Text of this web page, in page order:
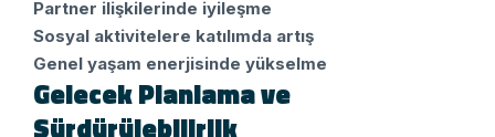
Partner ilişkilerinde iyileşme
Sosyal aktivitelere katılımda artış
Genel yaşam enerjisinde yükselme
Gelecek Planlama ve
Sürdürülebilirlik